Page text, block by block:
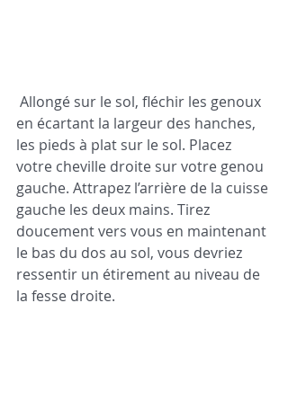
en écartant la largeur des hanches,
les pieds à plat sur le sol. Placez
votre cheville droite sur votre genou
gauche. Attrapez l’arrière de la cuisse
gauche les deux mains. Tirez
doucement vers vous en maintenant
le bas du dos au sol, vous devriez
ressentir un étirement au niveau de
la fesse droite.